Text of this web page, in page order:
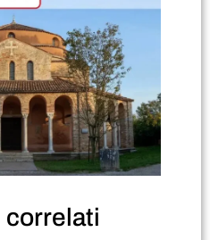
correlati